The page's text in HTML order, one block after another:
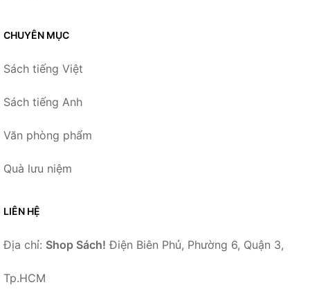
CHUYÊN MỤC
Sách tiếng Việt
Sách tiếng Anh
Văn phòng phẩm
Quà lưu niệm
LIÊN HỆ
Địa chỉ: Shop Sách! Điện Biên Phủ, Phường 6, Quận 3,
Tp.HCM